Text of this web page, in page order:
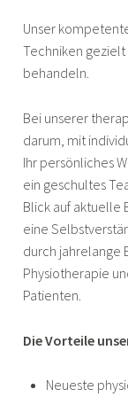
Unser
Techniken
behandeln.
Bei unserer
darum, mit
Ihr persönliches
ein geschultes
Blick auf aktuelle
eine
durch jahrelange
Physiotherapie
Patienten.
Die Vorteile
Neueste